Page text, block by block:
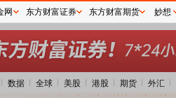
数据 全球 美股 港股 期货 外汇
网 东方财富证券 东方财富期货 妙想